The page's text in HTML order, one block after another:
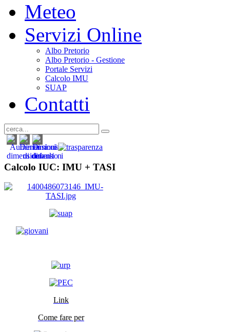
Meteo
Servizi Online
Albo Pretorio
Albo Pretorio - Gestione
Portale Servizi
Calcolo IMU
SUAP
Contatti
Calcolo IUC: IMU + TASI
Link
Come fare per